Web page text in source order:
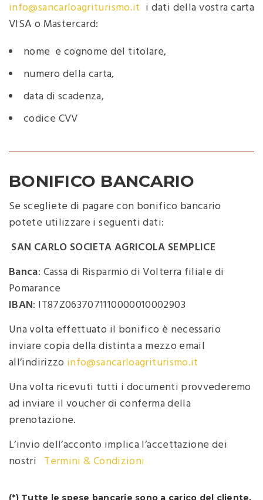
info@sancarloagriturismo.it i dati della vostra carta
VISA o Mastercard:
nome e cognome del titolare,
numero della carta,
data di scadenza,
codice CVV
BONIFICO BANCARIO
Se scegliete di pagare con bonifico bancario
potete utilizzare i seguenti dati:
SAN CARLO SOCIETA AGRICOLA SEMPLICE
Banca: Cassa di Risparmio di Volterra filiale di
Pomarance
IBAN: IT87Z0637071110000010002903
Una volta effettuato il bonifico è necessario
inviare copia della distinta a mezzo email
all’indirizzo info@sancarloagriturismo.it
Una volta ricevuti tutti i documenti provvederemo
ad inviare il voucher di conferma della
prenotazione.
L’invio dell’acconto implica l’accettazione dei
nostri Termini & Condizioni